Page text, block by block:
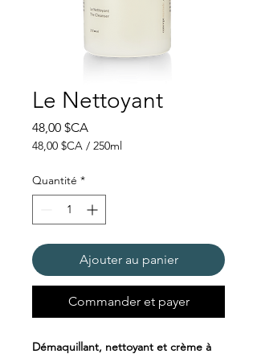
Le Nettoyant
48,00 $CAPrix
48,00 $CA / 250ml
pour
250
Millilitres
Quantité *
Ajouter au panier
Commander et payer
Démaquillant, nettoyant et crème à